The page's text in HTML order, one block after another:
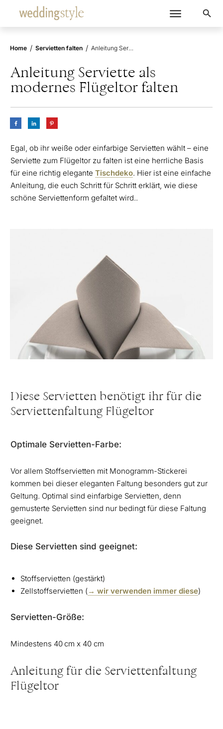
Home / Servietten falten / Anleitung Serviette als modernes Flügeltor falten
Anleitung Serviette als
modernes Flügeltor falten
Egal, ob ihr weiße oder einfarbige Servietten wählt – eine
Serviette zum Flügeltor zu falten ist eine herrliche Basis
für eine richtig elegante Tischdeko. Hier ist eine einfache
Anleitung, die euch Schritt für Schritt erklärt, wie diese
schöne Serviettenform gefaltet wird..
Diese Servietten benötigt ihr für die
Serviettenfaltung Flügeltor
Optimale Servietten-Farbe:
Vor allem Stoffservietten mit Monogramm-Stickerei
kommen bei dieser eleganten Faltung besonders gut zur
Geltung. Optimal sind einfarbige Servietten, denn
gemusterte Servietten sind nur bedingt für diese Faltung
geeignet.
Diese Servietten sind geeignet:
Stoffservietten (gestärkt)
Zellstoffservietten (→ wir verwenden immer diese)
Servietten-Größe:
Mindestens 40 cm x 40 cm
Anleitung für die Serviettenfaltung
Flügeltor